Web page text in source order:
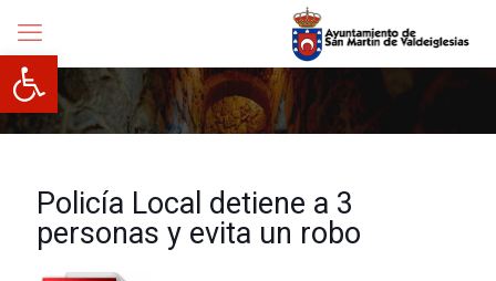
Abrir barra de herramientas
Policía Local detiene a 3
personas y evita un robo